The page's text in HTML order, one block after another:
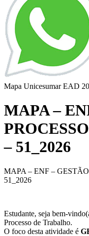
Mapa Unicesumar EAD
MAPA –
– 51_2026
MAPA – ENF –
51_2026
Estudante, seja bem-
Processo de Trabalho.
O foco desta atividade é